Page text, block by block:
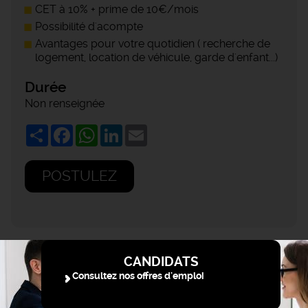
CET à 10% + prime de 10€/mois
Possibilité d'acompte
Avantages pour votre quotidien ( recherche de
logement, location de véhicule, garde d'enfant...)
Durée
Non renseignée
ShareFacebookWhatsApp
LinkedIn
POSTULEZ
CANDIDATS
Consultez nos offres d'emploi